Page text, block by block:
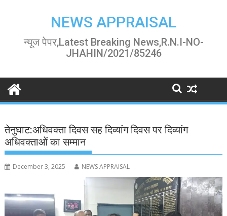
NEWS APPRAISAL
न्यूज पेपर,Latest Breaking News,R.N.I-NO-
JHAHIN/2021/85246
तेनुघाट:अधिवक्ता दिवस सह दिव्यांग दिवस पर दिव्यांग
अधिवक्ताओं का सम्मान
December 3, 2025 NEWS APPRAISAL